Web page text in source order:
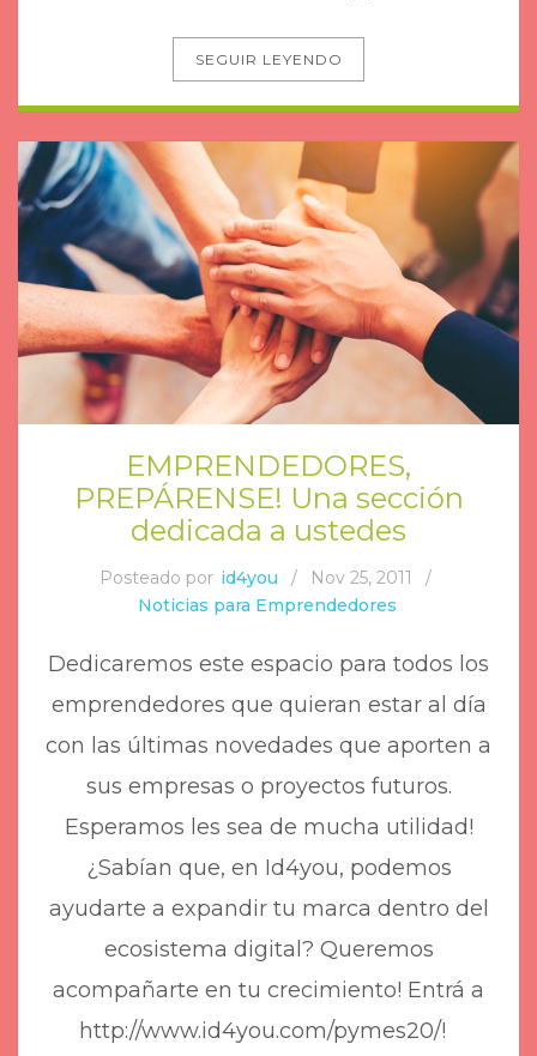
SEGUIR LEYENDO
EMPRENDEDORES,
PREPÁRENSE! Una sección
dedicada a ustedes
Posteado por id4you / Nov 25, 2011
/
Noticias para Emprendedores
Dedicaremos este espacio para todos los
emprendedores que quieran estar al día
con las últimas novedades que aporten a
sus empresas o proyectos futuros.
Esperamos les sea de mucha utilidad!
¿Sabían que, en Id4you, podemos
ayudarte a expandir tu marca dentro del
ecosistema digital? Queremos
acompañarte en tu crecimiento! Entrá a
http://www.id4you.com/pymes20/!